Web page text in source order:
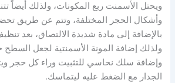
ويحتل الأسمنت ربع المكونات، ولذلك أيضاً
وأشكال الحجر المختلفة، وتتم عن طريق
بالإضافة إلى مادة شديدة الالتصاق، بعد
ولذلك إضافة المونة الأسمنتية لجعل
وإضافة سلك نحاسي للتثبيت وراء كل حجر
الجدار مع الضغط عليه ليتماسك.